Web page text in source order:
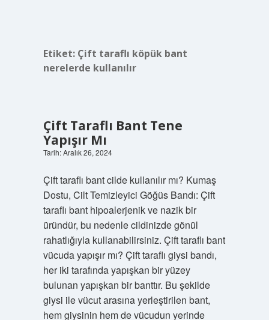
Etiket: Çift taraflı köpük bant
nerelerde kullanılır
Çift Taraflı Bant Tene
Yapışır Mı
Tarih: Aralık 26, 2024
Çift taraflı bant cilde kullanılır mı? Kumaş
Dostu, Cilt Temizleyici Göğüs Bandı: Çift
taraflı bant hipoalerjenik ve nazik bir
üründür, bu nedenle cildinizde gönül
rahatlığıyla kullanabilirsiniz. Çift taraflı bant
vücuda yapışır mı? Çift taraflı giysi bandı,
her iki tarafında yapışkan bir yüzey
bulunan yapışkan bir banttır. Bu şekilde
giysi ile vücut arasına yerleştirilen bant,
hem giysinin hem de vücudun yerinde